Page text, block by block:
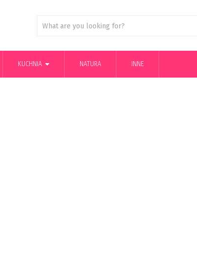
KUCHNIA NATURA INNE